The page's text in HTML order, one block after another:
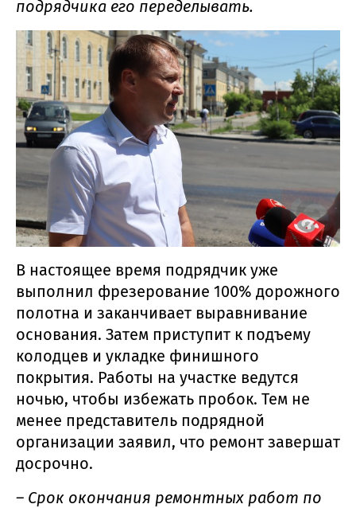
подрядчика его переделывать.
В настоящее время подрядчик уже
выполнил фрезерование 100% дорожного
полотна и заканчивает выравнивание
основания. Затем приступит к подъему
колодцев и укладке финишного
покрытия. Работы на участке ведутся
ночью, чтобы избежать пробок. Тем не
менее представитель подрядной
организации заявил, что ремонт завершат
досрочно.
– Срок окончания ремонтных работ по